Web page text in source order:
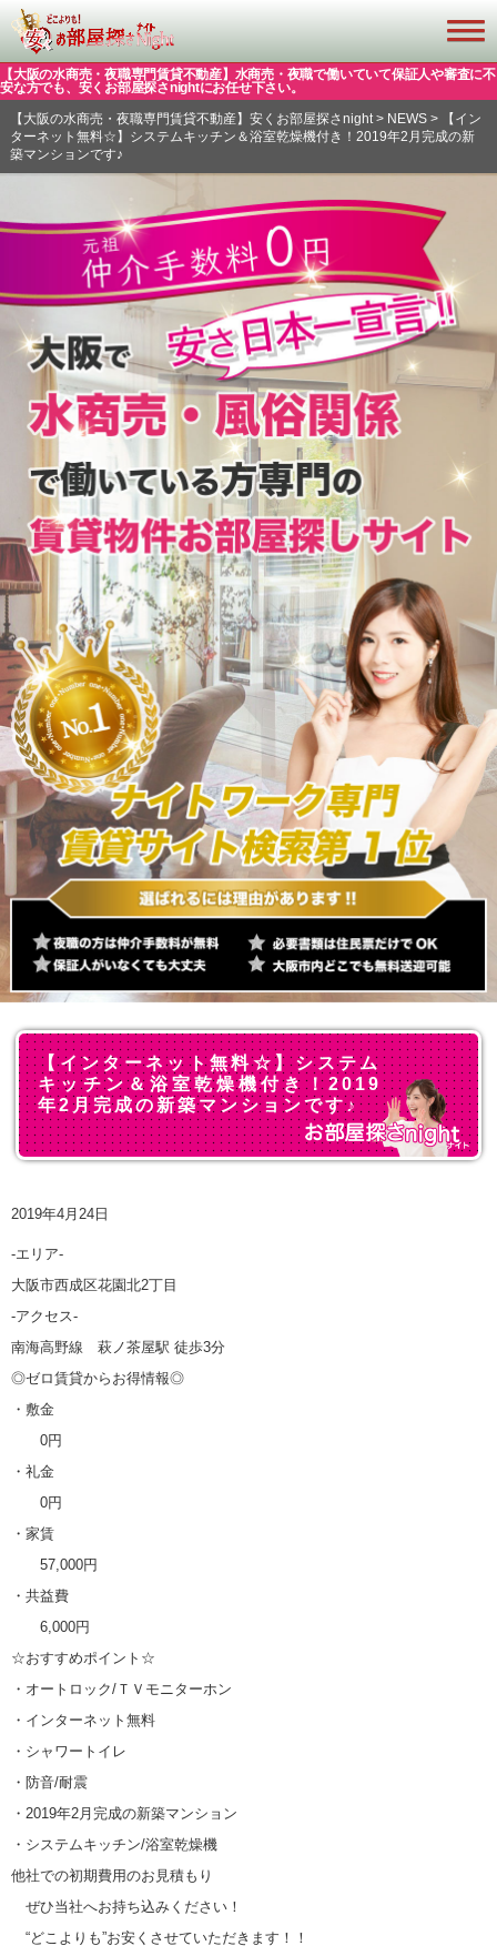
【大阪の水商売・夜職専門賃貸不動産】水商売・夜職で働いていて保証人や審査に不
安な方でも、安くお部屋探さnightにお任せ下さい。
【大阪の水商売・夜職専門賃貸不動産】安くお部屋探さnight> NEWS>
【イン
ターネット無料☆】システムキッチン＆浴室乾燥機付き！2019年2月完成の新
築マンションです♪
【インターネット無料☆】システム
キッチン＆浴室乾燥機付き！2019
年2月完成の新築マンションです♪
2019年4月24日
-エリア-
大阪市西成区花園北2丁目
-アクセス-
南海高野線 萩ノ茶屋駅 徒歩3分
◎ゼロ賃貸からお得情報◎
・敷金
0円
・礼金
0円
・家賃
57,000円
・共益費
6,000円
☆おすすめポイント☆
・オートロック/ＴＶモニターホン
・インターネット無料
・シャワートイレ
・防音/耐震
・2019年2月完成の新築マンション
・システムキッチン/浴室乾燥機
他社での初期費用のお見積もり
ぜひ当社へお持ち込みください！
“どこよりも”お安くさせていただきます！！